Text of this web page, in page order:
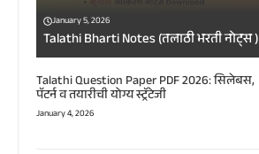
January 5, 2026
Talathi Bharti Notes (तलाठी भरती नोट्स )
Talathi Question Paper PDF 2026: सिलेबस,
पॅटर्न व तयारीची योग्य स्ट्रॅटेजी
January 4, 2026